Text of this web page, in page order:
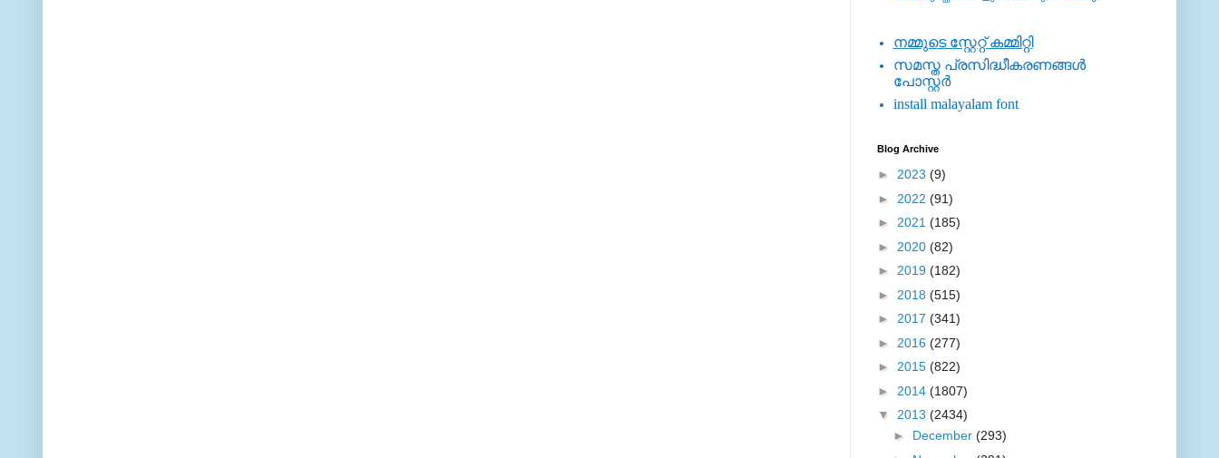
നമ്മുടെ സ്റ്റേറ്റ് കമ്മിറ്റി
സമസ്ത പ്രസിദ്ധീകരണങ്ങള്‍
പോസ്റ്റര്‍
install malayalam font
Blog Archive
► 2023 (9)
► 2022 (91)
► 2021 (185)
► 2020 (82)
► 2019 (182)
► 2018 (515)
► 2017 (341)
► 2016 (277)
► 2015 (822)
► 2014 (1807)
▼ 2013 (2434)
► December (293)